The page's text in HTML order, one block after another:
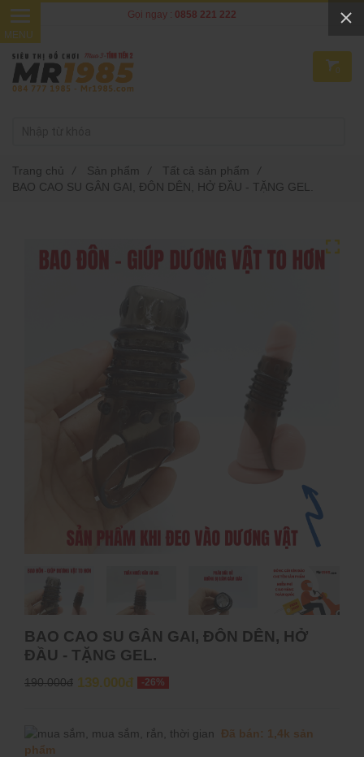
BAO CAO SU GÂN GAI, ĐÔN DÊN, HỞ
ĐẦU - TẶNG GEL.
190.000đ 139.000đ -26%
Đã bán: 1,4k sản
phẩm
Trang chủ / Sản phẩm / Tất cả sản phẩm
/
BAO CAO SU GÂN GAI, ĐÔN DÊN, HỞ ĐẦU - TẶNG GEL.
Gọi ngay : 0858 221 222
0